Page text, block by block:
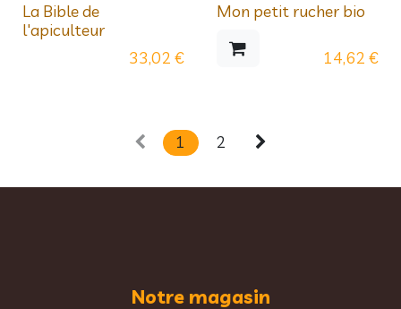
La Bible de
l'apiculteur
33,02 €
Mon petit rucher bio
14,62 €
1 2
Notre magasin